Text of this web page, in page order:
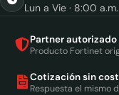
Lun a Vie · 8:00
Partner autorizado
Producto Fortinet
Cotización sin
Respuesta el mismo